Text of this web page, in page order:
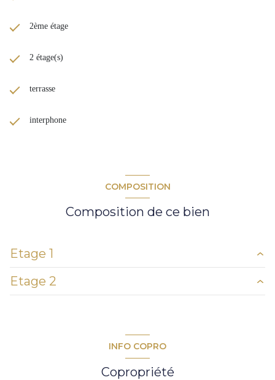
2ème étage
2 étage(s)
terrasse
interphone
COMPOSITION
Composition de ce bien
Etage 1
dégagement
Etage 2
INFO COPRO
Copropriété